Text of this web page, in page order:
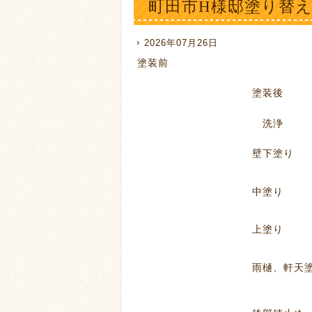
町田市H様邸塗り替え
2026年07月26日
塗装前
塗装後
洗浄
壁下塗り
中塗り
上塗り
雨樋、軒天塗